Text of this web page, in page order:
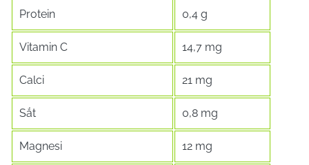
Protein 0,4 g
Vitamin C 14,7 mg
Calci 21 mg
Sắt 0,8 mg
Magnesi 12 mg